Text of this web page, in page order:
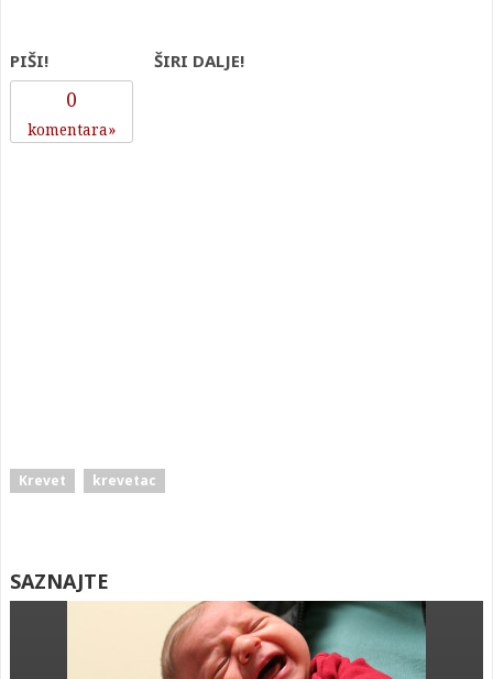
PIŠI!
0
komentara
ŠIRI DALJE!
Krevet krevetac
SAZNAJTE